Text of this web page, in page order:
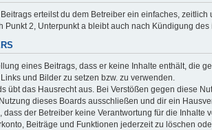
erteilst du dem Betreiber ein einfaches,
Punkt 2, Unterpunkt a bleibt auch nach Kündigung
eines Beitrags, dass er keine Inhalte enthält, die
und Bilder zu setzen bzw. zu verwenden.
übt das Hausrecht aus. Bei Verstößen gegen diese
dieses Boards ausschließen und dir ein
dass der Betreiber keine Verantwortung für die
Beiträge und Funktionen jederzeit zu löschen